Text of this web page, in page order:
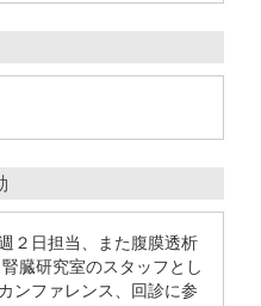
２日担当、また腹膜透析
臓研究室のスタッフとし
ンファレンス、回診に参